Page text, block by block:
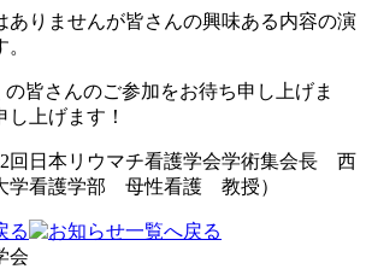
ありませんが皆さんの興味ある内容の演
の皆さんのご参加をお待ち申し上げま
上げます！
回日本リウマチ看護学会学術集会長 西
学看護学部 母性看護 教授）
会